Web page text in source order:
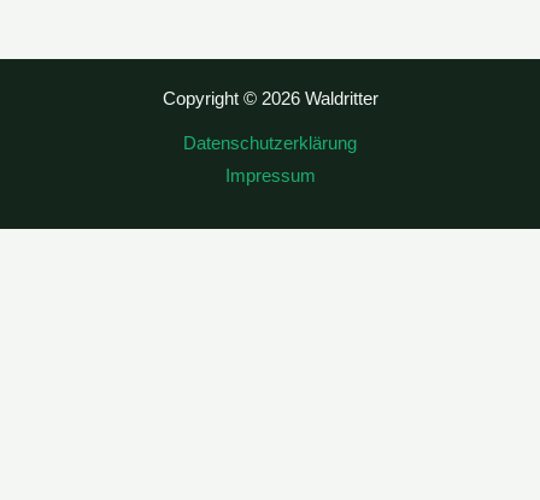
Copyright © 2026 Waldritter
Datenschutzerklärung
Impressum